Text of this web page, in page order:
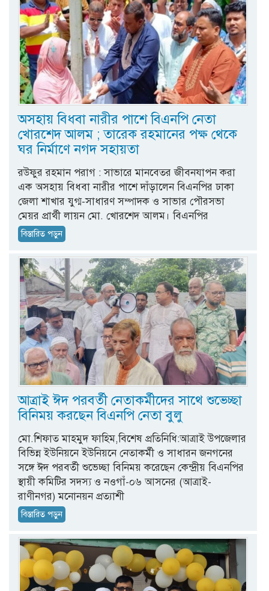
অসহায় বিধবা নারীর পাশে বিএনপি নেতা
খোরশেদ আলম ; তারেক রহমানের পক্ষ থেকে
ঘর নির্মাণে নগদ সহায়তা
রউফুর রহমান পরাগ : সাভারে মানবেতর জীবনযাপন করা
এক অসহায় বিধবা নারীর পাশে দাঁড়ালেন বিএনপির ঢাকা
জেলা শাখার যুগ্ম-সাধারণ সম্পাদক ও সাভার পৌরসভা
মেয়র প্রার্থী লায়ন মো. খোরশেদ আলম। বিএনপির
বিস্তারিত পড়ুন
আত্রাই ঈদ পরবর্তী নেতাকর্মীদের সাথে শুভেচ্ছা
বিনিময় করছেন বিএনপি নেতা বুলু
মো.শিফাত মাহমুদ ফাহিম,বিশেষ প্রতিনিধি:আত্রাই উপজেলার
বিভিন্ন ইউনিয়নে ইউনিয়নে নেতাকর্মী ও সাধারন জনগনের
সঙ্গে ঈদ পরবর্তী শুভেচ্ছা বিনিময় করেছেন কেন্দ্রীয় বিএনপির
স্থায়ী কমিটির সদস্য ও নওগাঁ-০৬ আসনের (আত্রাই-
রাণীনগর) মনোনয়ন প্রত্যাশী
বিস্তারিত পড়ুন